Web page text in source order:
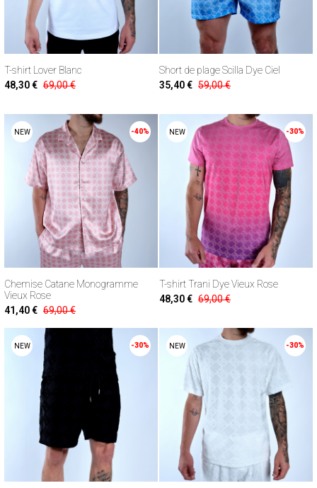
T-shirt Lover Blanc
48,30 € 69,00 €
Short de plage Scilla Dye Ciel
35,40 € 59,00 €
NEW -40%
Chemise Catane Monogramme
Vieux Rose
41,40 € 69,00 €
NEW -30%
T-shirt Trani Dye Vieux Rose
48,30 € 69,00 €
NEW -30% NEW -30%